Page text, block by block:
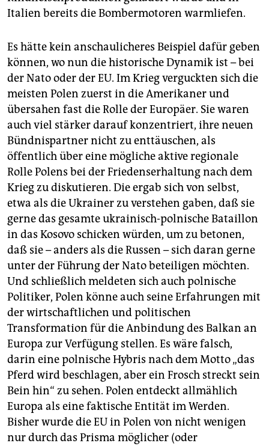
Italien bereits die Bombermotoren warmliefen.
Es hätte kein anschaulicheres Beispiel dafür geben
können, wo nun die historische Dynamik ist – bei
der Nato oder der EU. Im Krieg verguckten sich die
meisten Polen zuerst in die Amerikaner und
übersahen fast die Rolle der Europäer. Sie waren
auch viel stärker darauf konzentriert, ihre neuen
Bündnispartner nicht zu enttäuschen, als
öffentlich über eine mögliche aktive regionale
Rolle Polens bei der Friedenserhaltung nach dem
Krieg zu diskutieren. Die ergab sich von selbst,
etwa als die Ukrainer zu verstehen gaben, daß sie
gerne das gesamte ukrainisch-polnische Bataillon
in das Kosovo schicken würden, um zu betonen,
daß sie – anders als die Russen – sich daran gerne
unter der Führung der Nato beteiligen möchten.
Und schließlich meldeten sich auch polnische
Politiker, Polen könne auch seine Erfahrungen mit
der wirtschaftlichen und politischen
Transformation für die Anbindung des Balkan an
Europa zur Verfügung stellen. Es wäre falsch,
darin eine polnische Hybris nach dem Motto „das
Pferd wird beschlagen, aber ein Frosch streckt sein
Bein hin“ zu sehen. Polen entdeckt allmählich
Europa als eine faktische Entität im Werden.
Bisher wurde die EU in Polen von nicht wenigen
nur durch das Prisma möglicher (oder